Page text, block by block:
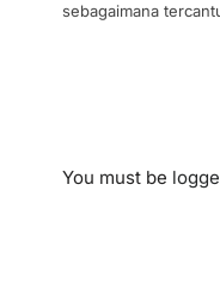
sebagaimana
You must be